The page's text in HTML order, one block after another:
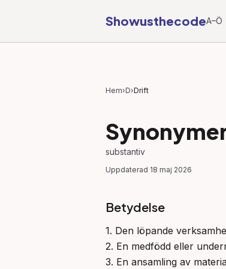
ShowusthecodeA–Ö
Hem›D›Drift
substantiv
Uppdaterad 18 maj 2026
Betydelse
1. Den löpande
2. En medfödd eller
3. En ansamling av